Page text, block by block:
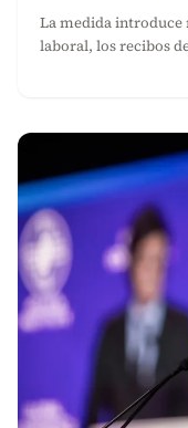
La medida
laboral, los recibos